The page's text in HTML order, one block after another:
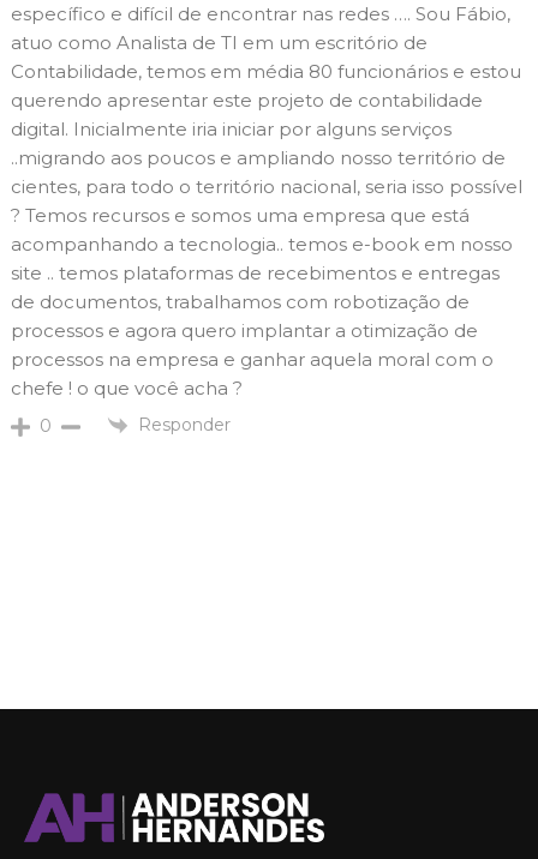
específico e difícil de encontrar nas redes …. Sou Fábio,
atuo como Analista de TI em um escritório de
Contabilidade, temos em média 80 funcionários e estou
querendo apresentar este projeto de contabilidade
digital. Inicialmente iria iniciar por alguns serviços
..migrando aos poucos e ampliando nosso território de
cientes, para todo o território nacional, seria isso possível
? Temos recursos e somos uma empresa que está
acompanhando a tecnologia.. temos e-book em nosso
site .. temos plataformas de recebimentos e entregas
de documentos, trabalhamos com robotização de
processos e agora quero implantar a otimização de
processos na empresa e ganhar aquela moral com o
chefe ! o que você acha ?
0 Responder